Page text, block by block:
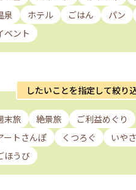
泉
ホテル ごはん パン
ベント
したいことを指定して絞り
末旅 絶景旅
ご利益めぐり
ートさんぽ
くつろぐ
いや
ほうび